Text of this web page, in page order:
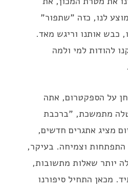
לנו, כזה "שתפור"
כבש אותנו וריגש מאד.
להודות למי ולמה
על הספקטרום, אתה
מתמשכת, "ברכבת
מציג אתגרים חדשים,
וצמיחה. בעיקר,
יותר שאלות מתשובות,
מכאן התחיל סיפורנו